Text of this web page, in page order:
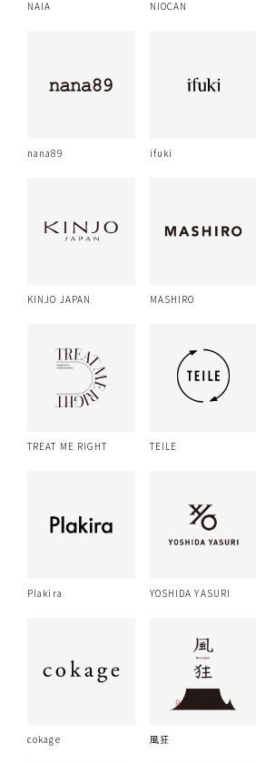
NAIA NIOCAN
nana89 ifuki
KINJO JAPAN MASHIRO
TREAT ME RIGHT TEILE
Plakira YOSHIDA YASURI
cokage 風狂